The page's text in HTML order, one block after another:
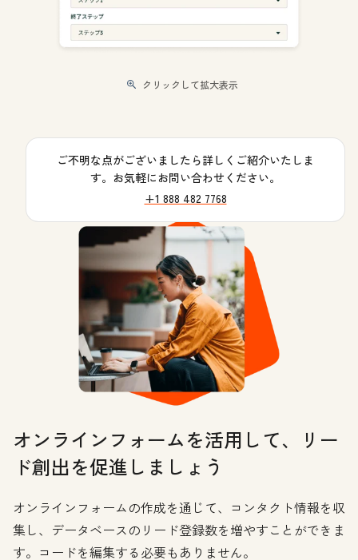
クリックして拡大表示
ご不明な点がございましたら詳しくご紹介いたしま
す。お気軽にお問い合わせください。
+1 888 482 7768
オンラインフォームを活用して、リー
ド創出を促進しましょう
オンラインフォームの作成を通じて、コンタクト情報を収
集し、データベースのリード登録数を増やすことができま
す。コードを編集する必要もありません。